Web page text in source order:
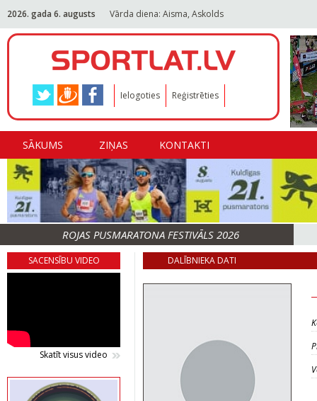
2026. gada 6. augusts Vārda diena: Aisma, Askolds
Ielogoties Reģistrēties
SĀKUMS ZIŅAS KONTAKTI
ROJAS PUSMARATONA FESTIVĀLS 2026
SACENSĪBU VIDEO
Skatīt visus video
DALĪBNIEKA DATI